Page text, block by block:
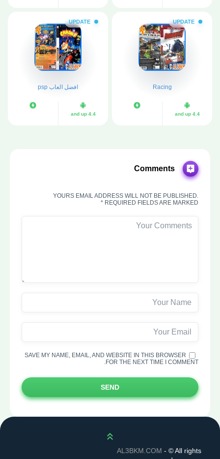
UPDATE
Racing
4.4 and up
UPDATE
افضل العاب psp
4.4 and up
Comments
YOURS EMAIL ADDRESS WILL NOT BE PUBLISHED.
REQUIRED FIELDS ARE MARKED *
SAVE MY NAME, EMAIL, AND WEBSITE IN THIS BROWSER
FOR THE NEXT TIME I COMMENT.
SEND
Scroll up
AL3BKM.COM - ©All rights